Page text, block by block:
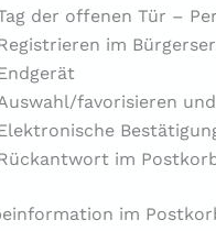
der offenen Tür –
im
favorisieren
im
im